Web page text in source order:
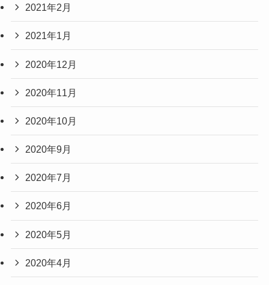
2021年2月
2021年1月
2020年12月
2020年11月
2020年10月
2020年9月
2020年7月
2020年6月
2020年5月
2020年4月